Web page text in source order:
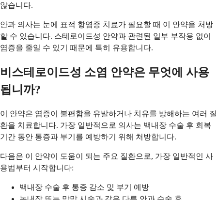
않습니다.
안과 의사는 눈에 표적 항염증 치료가 필요할 때 이 안약을 처방
할 수 있습니다. 스테로이드성 안약과 관련된 일부 부작용 없이
염증을 줄일 수 있기 때문에 특히 유용합니다.
비스테로이드성 소염 안약은 무엇에 사용
됩니까?
이 안약은 염증이 불편함을 유발하거나 치유를 방해하는 여러 질
환을 치료합니다. 가장 일반적으로 의사는 백내장 수술 후 회복
기간 동안 통증과 부기를 예방하기 위해 처방합니다.
다음은 이 안약이 도움이 되는 주요 질환으로, 가장 일반적인 사
용법부터 시작합니다:
백내장 수술 후 통증 감소 및 부기 예방